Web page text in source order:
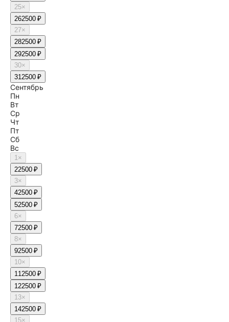
25×
262500 ₽
27×
282500 ₽
292500 ₽
30×
312500 ₽
Сентябрь
Пн
Вт
Ср
Чт
Пт
Сб
Вс
1×
22500 ₽
3×
42500 ₽
52500 ₽
6×
72500 ₽
8×
92500 ₽
10×
112500 ₽
122500 ₽
13×
142500 ₽
15×